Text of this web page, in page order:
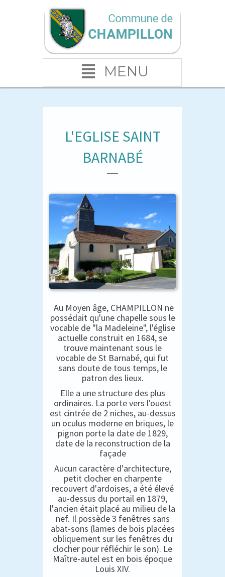
MENU
L'EGLISE SAINT
BARNABÉ
Au Moyen âge, CHAMPILLON ne
possédait qu'une chapelle sous le
vocable de "la Madeleine", l'église
actuelle construit en 1684, se
trouve maintenant sous le
vocable de St Barnabé, qui fut
sans doute de tous temps, le
patron des lieux.
Elle a une structure des plus
ordinaires. La porte vers l'ouest
est cintrée de 2 niches, au-dessus
un oculus moderne en briques, le
pignon porte la date de 1829,
date de la reconstruction de la
façade
Aucun caractère d'architecture,
petit clocher en charpente
recouvert d'ardoises, a été élevé
au-dessus du portail en 1879,
l'ancien était placé au milieu de la
nef. Il possède 3 fenêtres sans
abat-sons (lames de bois placées
obliquement sur les fenêtres du
clocher pour réfléchir le son). Le
Maître-autel est en bois époque
Louis XIV.